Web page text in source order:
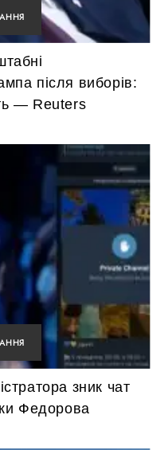
після виборів:
— Reuters
зник чат
Федорова